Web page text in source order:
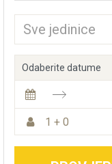
Odaberite datume
1 + 0